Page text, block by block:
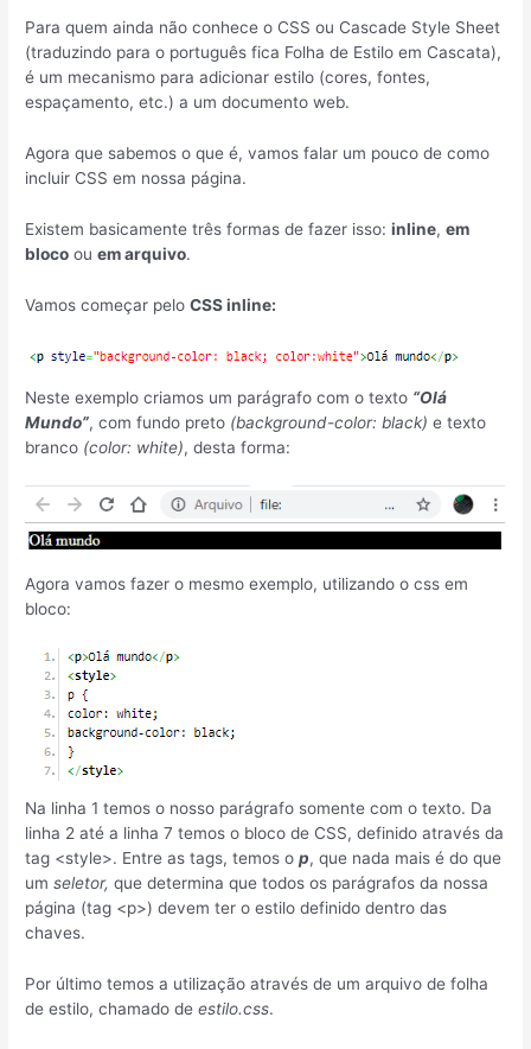
Para quem ainda não conhece o CSS ou Cascade Style Sheet
(traduzindo para o português fica Folha de Estilo em Cascata),
é um mecanismo para adicionar estilo (cores, fontes,
espaçamento, etc.) a um documento web.
Agora que sabemos o que é, vamos falar um pouco de como
incluir CSS em nossa página.
Existem basicamente três formas de fazer isso:inline,em
bloco ouem arquivo.
Vamos começar peloCSS inline:
Neste exemplo criamos um parágrafo com o texto “Olá
Mundo”, com fundo preto (background-color: black) e texto
branco (color: white), desta forma:
Agora vamos fazer o mesmo exemplo, utilizando o css em
bloco:
Na linha 1 temos o nosso parágrafo somente com o texto. Da
linha 2 até a linha 7 temos o bloco de CSS, definido através da
tag <style>. Entre as tags, temos op, que nada mais é do que
umseletor, que determina que todos os parágrafos da nossa
página (tag <p>) devem ter o estilo definido dentro das
chaves.
Por último temos a utilização através de um arquivo de folha
de estilo, chamado deestilo.css.